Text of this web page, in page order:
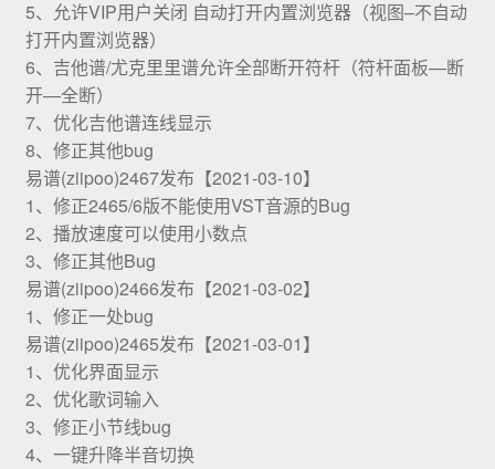
5、允许VIP用户关闭 自动打开内置浏览器（视图–不自动
打开内置浏览器）
6、吉他谱/尤克里里谱允许全部断开符杆（符杆面板—断
开—全断）
7、优化吉他谱连线显示
8、修正其他bug
易谱(ziipoo)2467发布【2021-03-10】
1、修正2465/6版不能使用VST音源的Bug
2、播放速度可以使用小数点
3、修正其他Bug
易谱(ziipoo)2466发布【2021-03-02】
1、修正一处bug
易谱(ziipoo)2465发布【2021-03-01】
1、优化界面显示
2、优化歌词输入
3、修正小节线bug
4、一键升降半音切换